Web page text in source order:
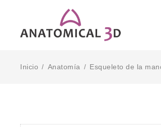
Inicio / Anatomía / Esqueleto de la